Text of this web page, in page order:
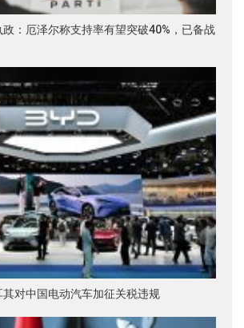
：厄泽尔称支持率有望突破40%，已备战
对中国电动汽车加征关税违规